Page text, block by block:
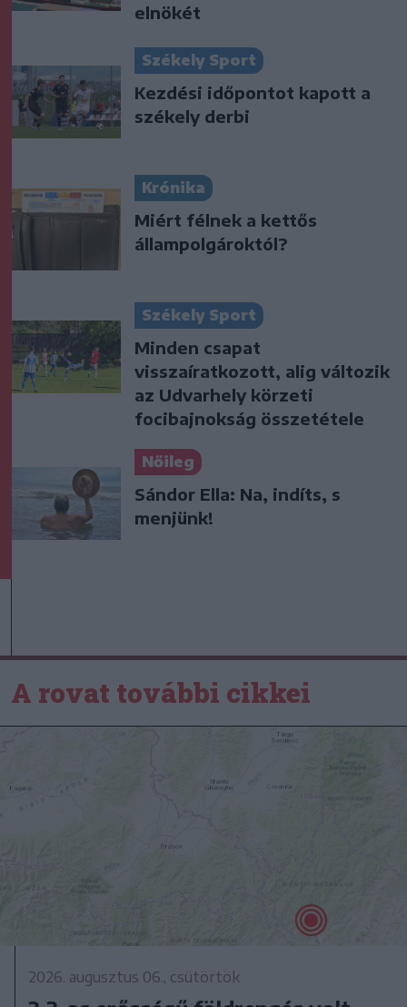
elnökét
Székely Sport
Kezdési időpontot kapott a
székely derbi
Krónika
Miért félnek a kettős
állampolgároktól?
Székely Sport
Minden csapat
visszaíratkozott, alig változik
az Udvarhely körzeti
focibajnokság összetétele
Nőileg
Sándor Ella: Na, indíts, s
menjünk!
A rovat további cikkei
2026. augusztus 06., csütörtök